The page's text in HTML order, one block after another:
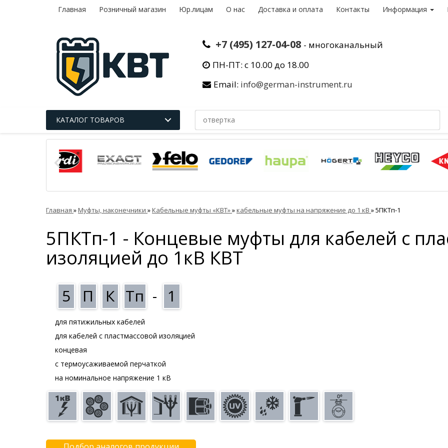
Главная Розничный магазин Юр.лицам О нас Доставка и оплата Контакты Информация
+7 (495) 127-04-08 - многоканальный
ПН-ПТ: с 10.00 до 18.00
Email: info@german-instrument.ru
КАТАЛОГ ТОВАРОВ
Главная »Муфты, наконечники »Кабельные муфты «КВТ»»кабельные муфты на напряжение до 1 кВ »5ПКТп-1
5ПКТп-1 - Концевые муфты для кабелей с
изоляцией до 1кВ КВТ
5 П К Тп - 1
для пятижильных кабелей
для кабелей с пластмассовой изоляцией
концевая
с термоусаживаемой перчаткой
на номинальное напряжение 1 кВ